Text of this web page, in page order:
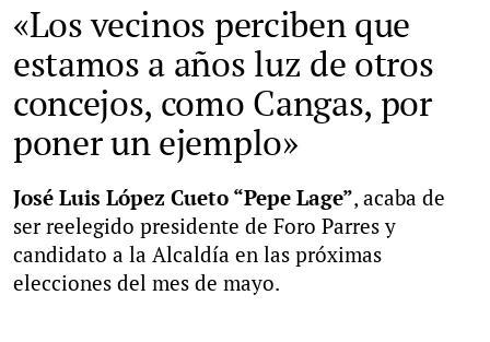
«Los vecinos perciben que
estamos a años luz de otros
concejos, como Cangas, por
poner un ejemplo»
José Luis López Cueto “Pepe Lage”, acaba de
ser reelegido presidente de Foro Parres y
candidato a la Alcaldía en las próximas
elecciones del mes de mayo.